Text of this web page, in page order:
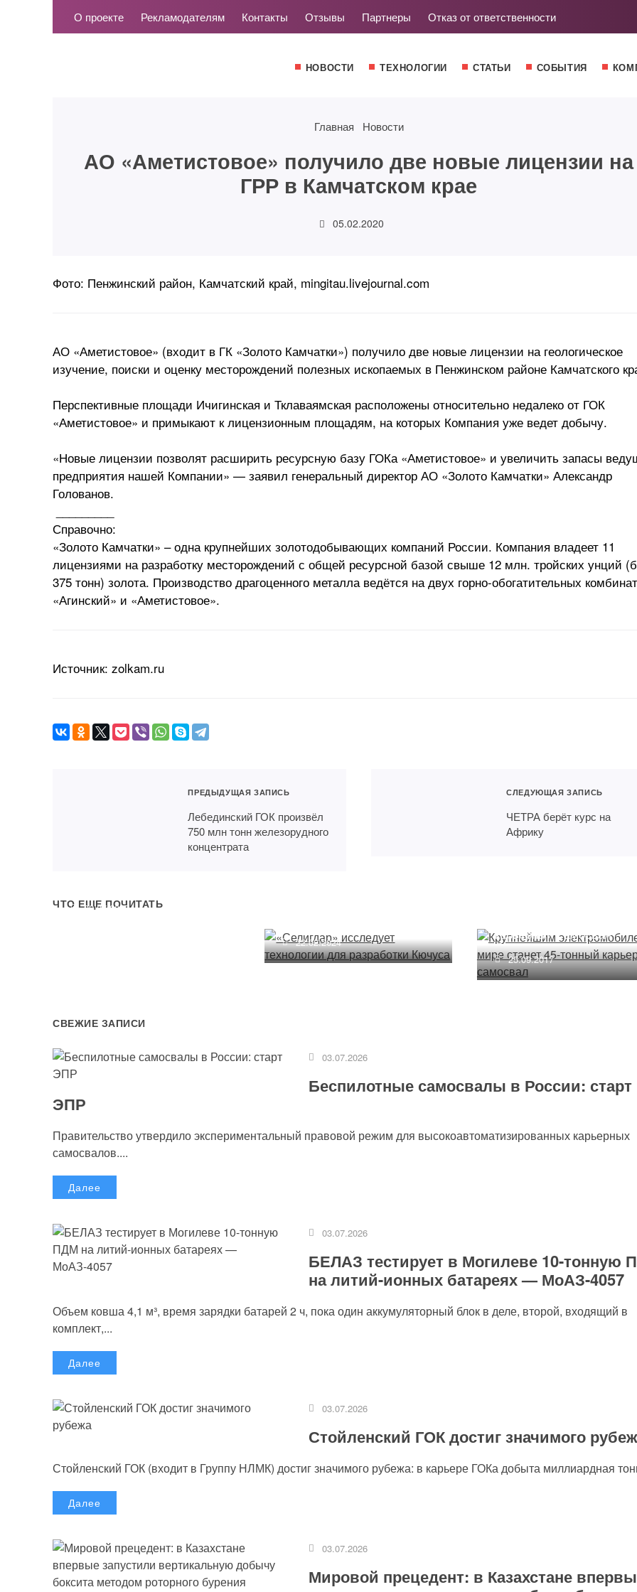
О проекте Рекламодателям Контакты Отзывы Партнеры Отказ от ответственности
НОВОСТИ ТЕХНОЛОГИИ СТАТЬИ СОБЫТИЯ
Главная Новости
АО «Аметистовое» получило две новые лицензии на
ГРР в Камчатском крае
05.02.2020
Фото: Пенжинский район, Камчатский край, mingitau.livejournal.com
АО «Аметистовое» (входит в ГК «Золото Камчатки») получило две новые лицензии на геологическое
изучение, поиски и оценку месторождений полезных ископаемых в Пенжинском районе Камчатского
Перспективные площади Ичигинская и Тклаваямская расположены относительно недалеко от ГОК
«Аметистовое» и примыкают к лицензионным площадям, на которых Компания уже ведет добычу.
«Новые лицензии позволят расширить ресурсную базу ГОКа «Аметистовое» и увеличить запасы
предприятия нашей Компании» — заявил генеральный директор АО «Золото Камчатки» Александр
Голованов.
Справочно:
«Золото Камчатки» – одна крупнейших золотодобывающих компаний России. Компания владеет 11
лицензиями на разработку месторождений с общей ресурсной базой свыше 12 млн. тройских унций
375 тонн) золота. Производство драгоценного металла ведётся на двух горно-обогатительных
«Агинский» и «Аметистовое».
Источник: zolkam.ru
ПРЕДЫДУЩАЯ ЗАПИСЬ
Лебединский ГОК произвёл
750 млн тонн железорудного
концентрата
СЛЕДУЮЩАЯ ЗАПИСЬ
ЧЕТРА берёт курс на
Африку
ЧТО ЕЩЕ ПОЧИТАТЬ
02.07.2025
22.02.2024
карьерный самосвал
25.09.2017
СВЕЖИЕ ЗАПИСИ
03.07.2026
Беспилотные самосвалы в России: старт
ЭПР
Правительство утвердило экспериментальный правовой режим для высокоавтоматизированных карьерных
самосвалов....
Далее
03.07.2026
БЕЛАЗ тестирует в Могилеве 10-тонную
на литий-ионных батареях — МоАЗ-4057
Объем ковша 4,1 м³, время зарядки батарей 2 ч, пока один аккумуляторный блок в деле, второй, входящий в
комплект,...
Далее
03.07.2026
Стойленский ГОК достиг значимого
Стойленский ГОК (входит в Группу НЛМК) достиг значимого рубежа: в карьере ГОКа добыта миллиардная
Далее
03.07.2026
Мировой прецедент: в Казахстане